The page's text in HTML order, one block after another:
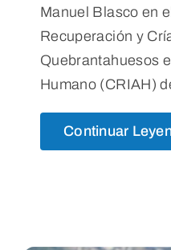
Manuel Blasco en
Recuperación y
Quebrantahuesos
Humano (CRIAH)
Continuar